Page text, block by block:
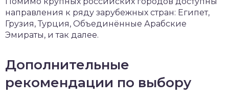
направления к ряду зарубежных стран: Египет,
Грузия, Турция, Объединённые Арабские
Эмираты, и так далее.
Дополнительные
рекомендации по выбору